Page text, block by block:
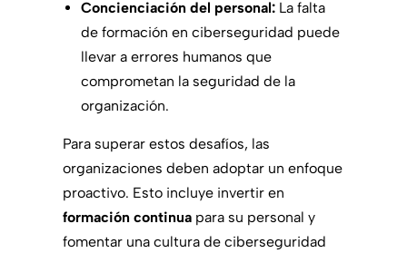
Concienciación del personal:La falta
de formación en ciberseguridad puede
llevar a errores humanos que
comprometan la seguridad de la
organización.
Para superar estos desafíos, las
organizaciones deben adoptar un enfoque
proactivo. Esto incluye invertir en
formación continuapara su personal y
fomentar una cultura de ciberseguridad